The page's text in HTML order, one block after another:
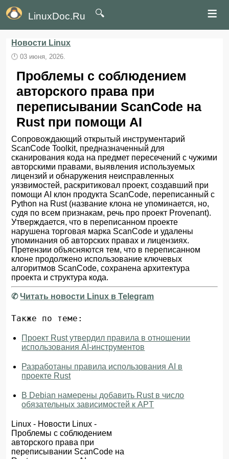
LinuxDoc.Ru 🔍 ≡
Новости Linux
🕛03 июня, 2026.
Проблемы с соблюдением
авторского права при
переписывании ScanCode на
Rust при помощи AI
Сопровождающий открытый инструментарий
ScanCode Toolkit, предназначенный для
сканирования кода на предмет пересечений с чужими
авторскими правами, выявления используемых
лицензий и обнаружения неисправленных
уязвимостей, раскритиковал проект, создавший при
помощи AI клон продукта ScanCode, переписанный с
Python на Rust (название клона не упоминается, но,
судя по всем признакам, речь про проект Provenant).
Утверждается, что в переписанном проекте
нарушена торговая марка ScanCode и удалены
упоминания об авторских правах и лицензиях.
Претензии объясняются тем, что в переписанном
клоне продолжено использование ключевых
алгоритмов ScanCode, сохранена архитектура
проекта и структура кода.
✆Читать новости Linux в Telegram
Также по теме:
Проект Rust утвердил правила в отношении
использования AI-инструментов
Разработаны правила использования AI в
проекте Rust
В Debian намерены добавить Rust в число
обязательных зависимостей к APT
Linux - Новости Linux -
Проблемы с соблюдением
авторского права при
переписывании ScanCode на